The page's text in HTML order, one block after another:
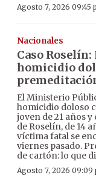
Agosto 7, 2026 09:45
Nacionales
Caso
homicidio
El Ministerio
homicidio doloso
joven de 21 años
de Roselín, de 14
víctima fatal se
viernes pasado.
de cartón: lo que
Agosto 7, 2026 09:09